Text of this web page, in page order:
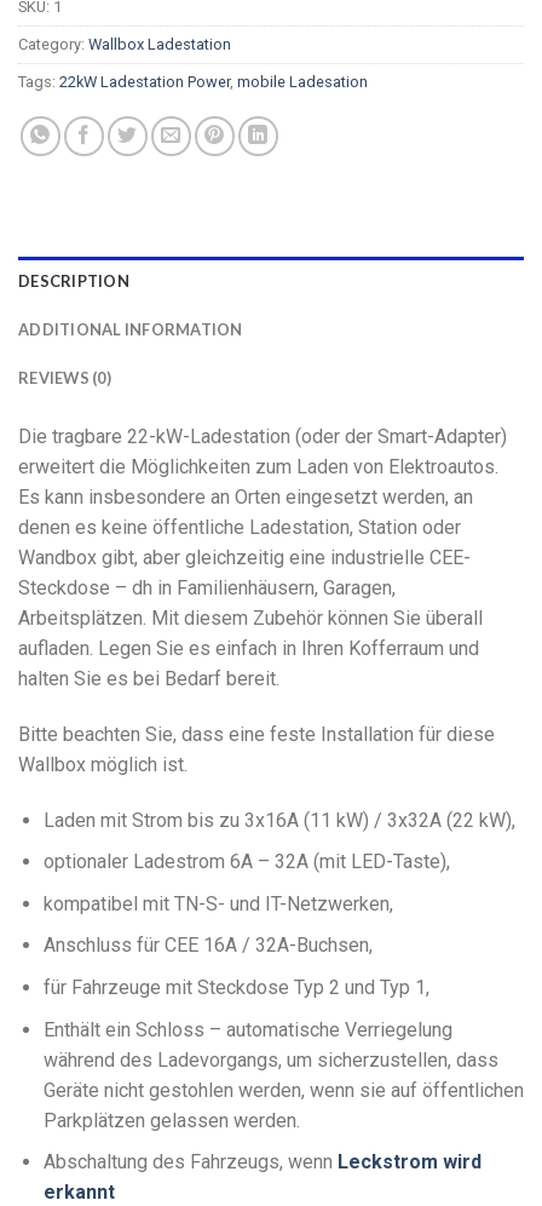
SKU: 1
Category: Wallbox Ladestation
Tags: 22kW Ladestation Power, mobile Ladesation
DESCRIPTION
ADDITIONAL INFORMATION
REVIEWS (0)
Die tragbare 22-kW-Ladestation (oder der Smart-Adapter)
erweitert die Möglichkeiten zum Laden von Elektroautos.
Es kann insbesondere an Orten eingesetzt werden, an
denen es keine öffentliche Ladestation, Station oder
Wandbox gibt, aber gleichzeitig eine industrielle CEE-
Steckdose – dh in Familienhäusern, Garagen,
Arbeitsplätzen. Mit diesem Zubehör können Sie überall
aufladen. Legen Sie es einfach in Ihren Kofferraum und
halten Sie es bei Bedarf bereit.
Bitte beachten Sie, dass eine feste Installation für diese
Wallbox möglich ist.
Laden mit Strom bis zu 3x16A (11 kW) / 3x32A (22 kW),
optionaler Ladestrom 6A – 32A (mit LED-Taste),
kompatibel mit TN-S- und IT-Netzwerken,
Anschluss für CEE 16A / 32A-Buchsen,
für Fahrzeuge mit Steckdose Typ 2 und Typ 1,
Enthält ein Schloss – automatische Verriegelung
während des Ladevorgangs, um sicherzustellen, dass
Geräte nicht gestohlen werden, wenn sie auf öffentlichen
Parkplätzen gelassen werden.
Abschaltung des Fahrzeugs, wenn Leckstrom wird
erkannt